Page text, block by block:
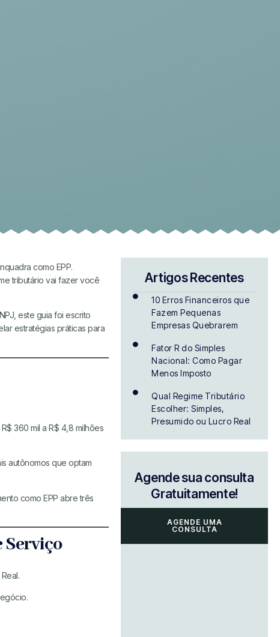
como EPP.
tributário vai fazer você
este guia foi escrito
estratégias práticas para
360 mil a R$ 4,8 milhões
autônomos que optam
como EPP abre três
Serviço
Artigos Recentes
10 Erros Financeiros que
Fazem Pequenas
Empresas Quebrarem
Fator R do Simples
Nacional: Como Pagar
Menos Imposto
Qual Regime Tributário
Escolher: Simples,
Presumido ou Lucro Real
Agende sua consulta
Gratuitamente!
AGENDE UMA
CONSULTA